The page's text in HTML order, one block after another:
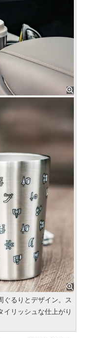
ぐるりとデザイン。ス
イリッシュな仕上がり